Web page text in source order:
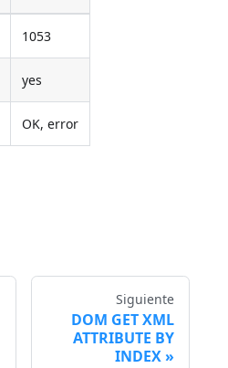
1053
yes
OK, error
Siguiente
DOM GET XML
ATTRIBUTE BY
INDEX